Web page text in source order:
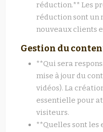
réduction.** Les
réduction sont un
nouveaux clients
Gestion du
**Qui sera
mise à jour du
vidéos). La
essentielle pour
visiteurs.
**Quelles sont les